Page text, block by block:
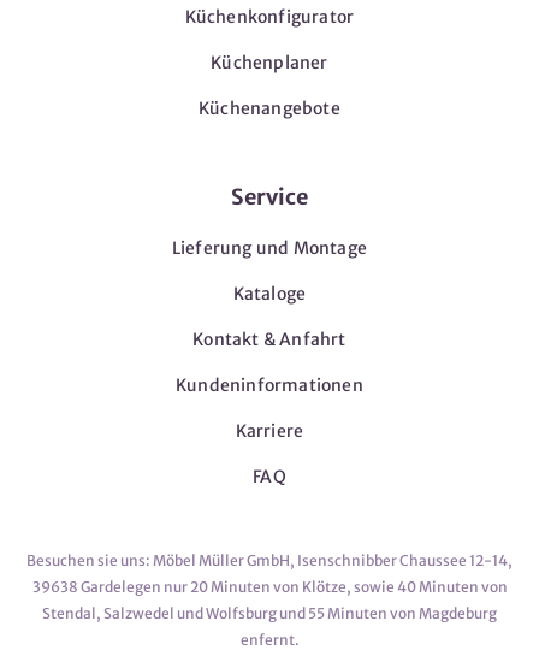
Küchenkonfigurator
Küchenplaner
Küchenangebote
Service
Lieferung und Montage
Kataloge
Kontakt & Anfahrt
Kundeninformationen
Karriere
FAQ
Besuchen sie uns: Möbel Müller GmbH, Isenschnibber Chaussee 12-14,
39638 Gardelegen nur 20 Minuten von Klötze, sowie 40 Minuten von
Stendal, Salzwedel und Wolfsburg und 55 Minuten von Magdeburg
enfernt.